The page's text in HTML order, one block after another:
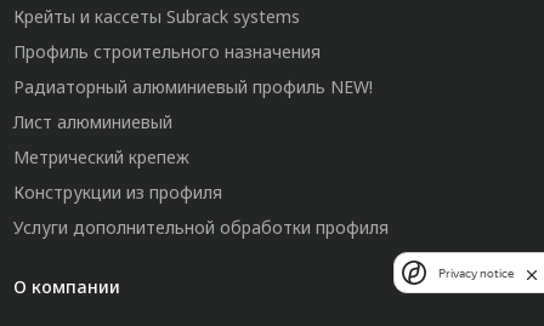
Крейты и кассеты Subrack systems
Профиль строительного назначения
Радиаторный алюминиевый профиль NEW!
Лист алюминиевый
Метрический крепеж
Конструкции из профиля
Услуги дополнительной обработки профиля
О компании
Privacy notice